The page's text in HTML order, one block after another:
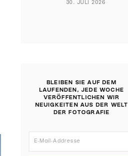
30. JULI 2026
BLEIBEN SIE AUF DEM
LAUFENDEN, JEDE WOCHE
VERÖFFENTLICHEN WIR
NEUIGKEITEN AUS DER WELT
DER FOTOGRAFIE